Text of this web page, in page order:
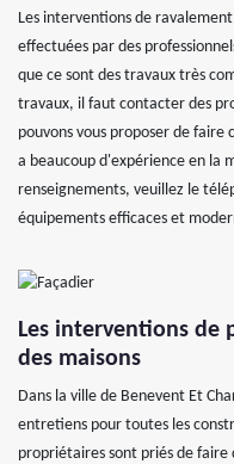
Les interventions de
effectuées par des
que ce sont des travaux très
travaux, il faut contacter des
pouvons vous proposer de faire
a beaucoup d'expérience en la
renseignements, veuillez le
équipements efficaces et
Les interventions de
des maisons
Dans la ville de Benevent Et
entretiens pour toutes les
propriétaires sont priés de faire